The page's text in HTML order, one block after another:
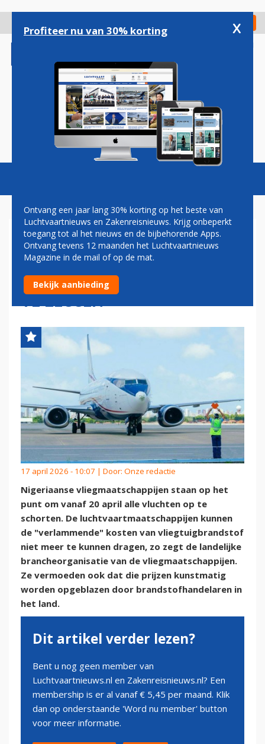
gaan
Check in
Magazine Podcasts Vacatures
'OPGEBLAZEN
KEROSINEPRIJS' DREIGT
LUCHTVAART NIGERIA STIL
TE LEGGEN
17 april 2026 - 10:07 | Door: Onze redactie
Nigeriaanse vliegmaatschappijen staan op het
punt om vanaf 20 april alle vluchten op te
schorten. De luchtvaartmaatschappijen kunnen
de "verlammende" kosten van vliegtuigbrandstof
niet meer te kunnen dragen, zo zegt de landelijke
brancheorganisatie van de vliegmaatschappijen.
Ze vermoeden ook dat die prijzen kunstmatig
worden opgeblazen door brandstofhandelaren in
het land.
Dit artikel verder lezen?
Bent u nog geen member van
Luchtvaartnieuws.nl en Zakenreisnieuws.nl? Een
membership is er al vanaf € 5,45 per maand. Klik
dan op onderstaande 'Word nu member' button
voor meer informatie.
Profiteer nu van 30% korting x
Ontvang een jaar lang 30% korting op het beste van
Luchtvaartnieuws en Zakenreisnieuws. Krijg onbeperkt
toegang tot al het nieuws en de bijbehorende Apps.
Ontvang tevens 12 maanden het Luchtvaartnieuws
Magazine in de mail of op de mat.
Bekijk aanbieding